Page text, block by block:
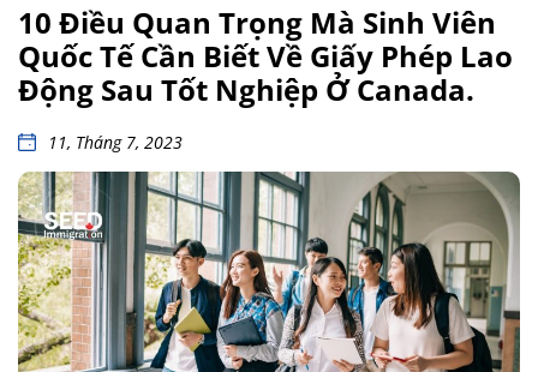
10 Điều Quan Trọng Mà Sinh Viên
Quốc Tế Cần Biết Về Giấy Phép Lao
Động Sau Tốt Nghiệp Ở Canada.
11, Tháng 7, 2023